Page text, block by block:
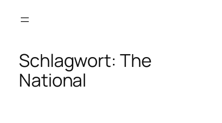
Inhalt
Schlagwort: The
National